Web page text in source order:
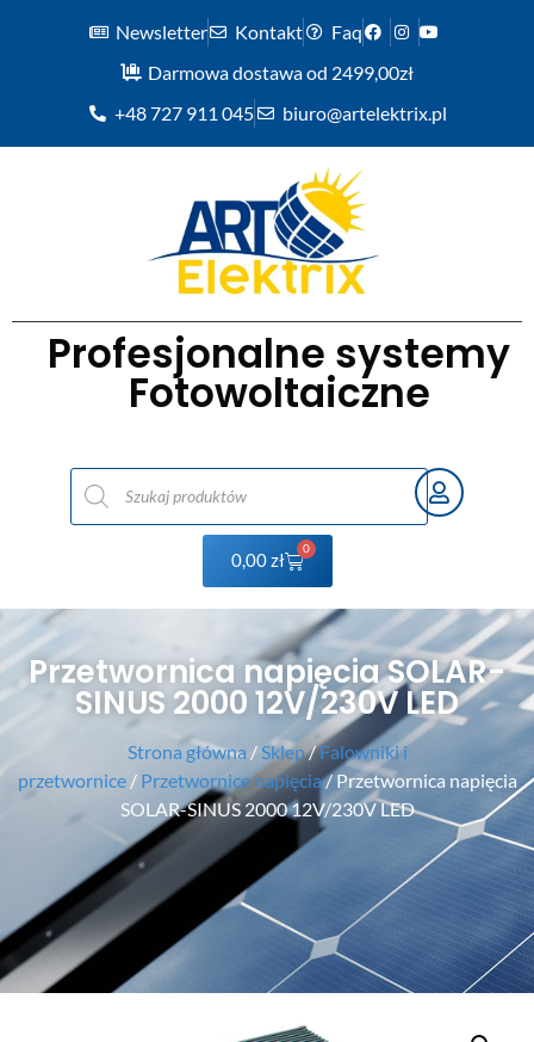
Newsletter Kontakt
Faq
Darmowa dostawa od 2499,00zł
+48 727 911 045
biuro@artelektrix.pl
Profesjonalne systemy
Fotowoltaiczne
0,00zł
0
Przetwornica napięcia SOLAR-
SINUS 2000 12V/230V LED
Strona główna / Sklep/Falowniki i
przetwornice/ Przetwornice napięcia/ Przetwornica napięcia
SOLAR-SINUS 2000 12V/230V LED